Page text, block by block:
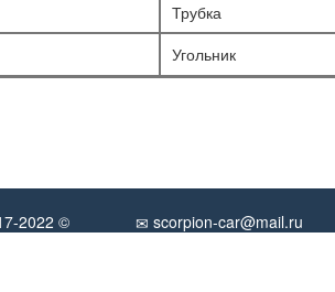
Трубка
Угольник
2022 ©
scorpion-car@mail.ru